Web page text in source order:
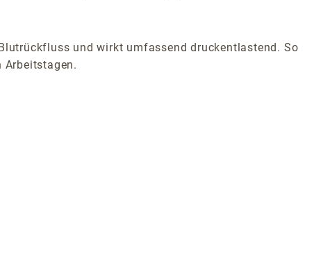
und wirkt umfassend druckentlastend. So
Arbeitstagen.